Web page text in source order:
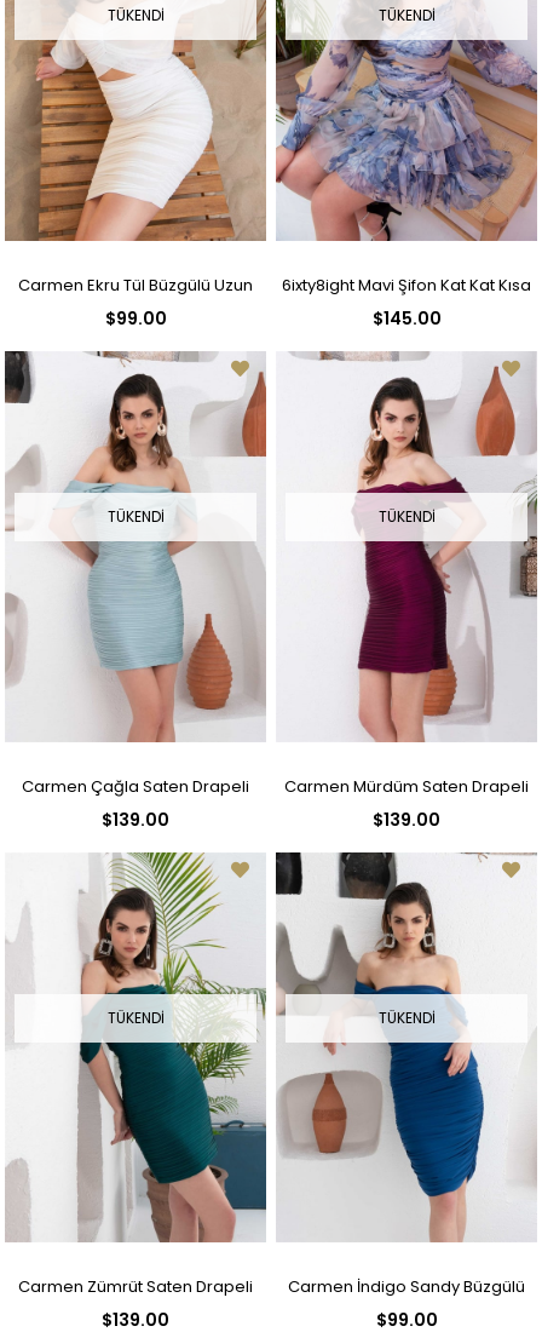
TÜKENDI
Carmen Ekru Tül Büzgülü Uzun
$99.00
TÜKENDI
6ixty8ight Mavi Şifon Kat Kat Kısa
$145.00
TÜKENDI
Carmen Çağla Saten Drapeli
$139.00
TÜKENDI
Carmen Mürdüm Saten Drapeli
$139.00
TÜKENDI
Carmen Zümrüt Saten Drapeli
$139.00
TÜKENDI
Carmen İndigo Sandy Büzgülü
$99.00